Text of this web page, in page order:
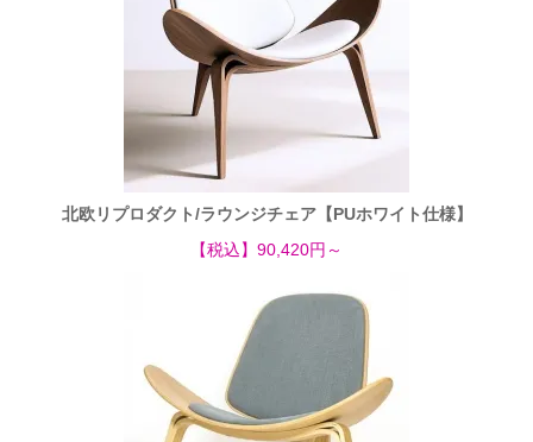
北欧リプロダクト/ラウンジチェア【PUホワイト仕様】
【税込】90,420円～